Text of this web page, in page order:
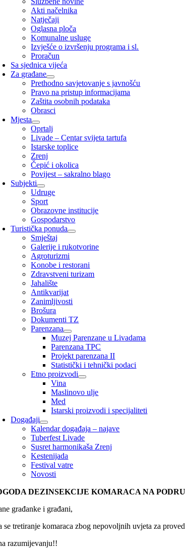
Akti načelnika
Natječaji
Oglasna ploča
Komunalne usluge
Izvješće o izvršenju programa i sl.
Proračun
Sa sjednica vijeća
Za građane
Prethodno savjetovanje s javnošću
Pravo na pristup informacijama
Zaštita osobnih podataka
Obrasci
Mjesta
Oprtalj
Livade – Centar svijeta tartufa
Istarske toplice
Zrenj
Čepić i okolica
Povijest – sakralno blago
Subjekti
Udruge
Sport
Obrazovne institucije
Gospodarstvo
Turistička ponuda
Smještaj
Galerije i rukotvorine
Agroturizmi
Konobe i restorani
Zdravstveni turizam
Jahalište
Antikvarijat
Zanimljivosti
Brošura
Dokumenti TZ
Parenzana
Muzej Parenzane u Livadama
Parenzana TPC
Projekt parenzana II
Statistički i tehnički podaci
Etno proizvodi
Vina
Maslinovo ulje
Med
Istarski proizvodi i specijaliteti
Događaji
Kalendar događaja – najave
Tuberfest Livade
Susret harmonikaša Zrenj
Kestenijada
Festival vatre
Novosti
DEZINSEKCIJE KOMARACA NA
građanke i građani,
se tretiranje komaraca zbog nepovoljnih uvjeta za
razumijevanju!!